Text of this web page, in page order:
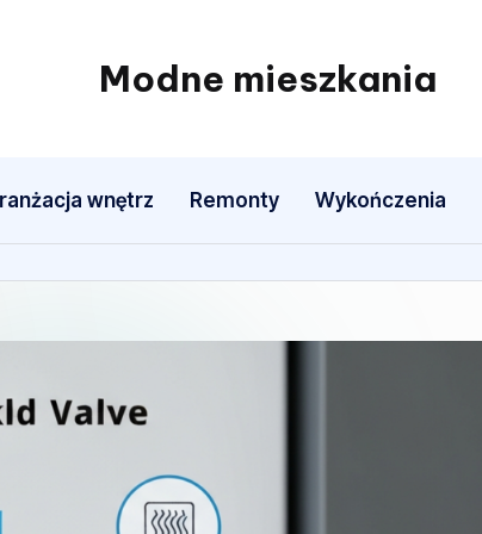
Modne mieszkania
wnętrz Remonty Wykończenia